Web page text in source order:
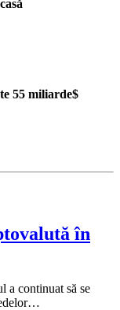
55 miliarde$
în
a continuat să se